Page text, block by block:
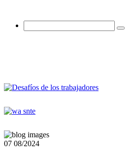
07 08/2024